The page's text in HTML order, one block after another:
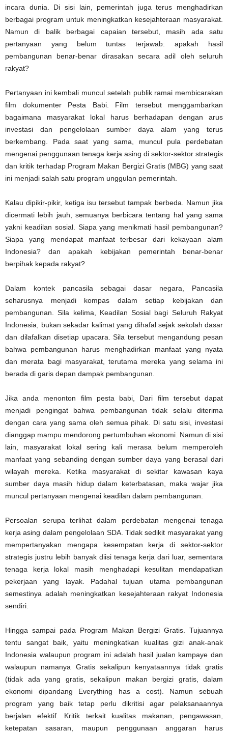
incara dunia. Di sisi lain, pemerintah juga terus menghadirkan
berbagai program untuk meningkatkan kesejahteraan masyarakat.
Namun di balik berbagai capaian tersebut, masih ada satu
pertanyaan yang belum tuntas terjawab: apakah hasil
pembangunan benar-benar dirasakan secara adil oleh seluruh
rakyat?
Pertanyaan ini kembali muncul setelah publik ramai membicarakan
film dokumenter Pesta Babi. Film tersebut menggambarkan
bagaimana masyarakat lokal harus berhadapan dengan arus
investasi dan pengelolaan sumber daya alam yang terus
berkembang. Pada saat yang sama, muncul pula perdebatan
mengenai penggunaan tenaga kerja asing di sektor-sektor strategis
dan kritik terhadap Program Makan Bergizi Gratis (MBG) yang saat
ini menjadi salah satu program unggulan pemerintah.
Kalau dipikir-pikir, ketiga isu tersebut tampak berbeda. Namun jika
dicermati lebih jauh, semuanya berbicara tentang hal yang sama
yakni keadilan sosial. Siapa yang menikmati hasil pembangunan?
Siapa yang mendapat manfaat terbesar dari kekayaan alam
Indonesia? dan apakah kebijakan pemerintah benar-benar
berpihak kepada rakyat?
Dalam kontek pancasila sebagai dasar negara, Pancasila
seharusnya menjadi kompas dalam setiap kebijakan dan
pembangunan. Sila kelima, Keadilan Sosial bagi Seluruh Rakyat
Indonesia, bukan sekadar kalimat yang dihafal sejak sekolah dasar
dan dilafalkan disetiap upacara. Sila tersebut mengandung pesan
bahwa pembangunan harus menghadirkan manfaat yang nyata
dan merata bagi masyarakat, terutama mereka yang selama ini
berada di garis depan dampak pembangunan.
Jika anda menonton film pesta babi, Dari film tersebut dapat
menjadi pengingat bahwa pembangunan tidak selalu diterima
dengan cara yang sama oleh semua pihak. Di satu sisi, investasi
dianggap mampu mendorong pertumbuhan ekonomi. Namun di sisi
lain, masyarakat lokal sering kali merasa belum memperoleh
manfaat yang sebanding dengan sumber daya yang berasal dari
wilayah mereka. Ketika masyarakat di sekitar kawasan kaya
sumber daya masih hidup dalam keterbatasan, maka wajar jika
muncul pertanyaan mengenai keadilan dalam pembangunan.
Persoalan serupa terlihat dalam perdebatan mengenai tenaga
kerja asing dalam pengelolaan SDA. Tidak sedikit masyarakat yang
mempertanyakan mengapa kesempatan kerja di sektor-sektor
strategis justru lebih banyak diisi tenaga kerja dari luar, sementara
tenaga kerja lokal masih menghadapi kesulitan mendapatkan
pekerjaan yang layak. Padahal tujuan utama pembangunan
semestinya adalah meningkatkan kesejahteraan rakyat Indonesia
sendiri.
Hingga sampai pada Program Makan Bergizi Gratis. Tujuannya
tentu sangat baik, yaitu meningkatkan kualitas gizi anak-anak
Indonesia walaupun program ini adalah hasil jualan kampaye dan
walaupun namanya Gratis sekalipun kenyataannya tidak gratis
(tidak ada yang gratis, sekalipun makan bergizi gratis, dalam
ekonomi dipandang Everything has a cost). Namun sebuah
program yang baik tetap perlu dikritisi agar pelaksanaannya
berjalan efektif. Kritik terkait kualitas makanan, pengawasan,
ketepatan sasaran, maupun penggunaan anggaran harus